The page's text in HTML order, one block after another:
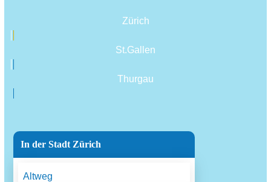
Zürich
St.Gallen
Thurgau
In der Stadt Zürich
Altweg